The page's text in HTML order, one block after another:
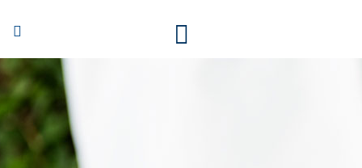
Abrir/Cerrar
navegación